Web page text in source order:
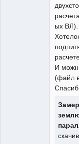
ых ВЛ).
И
(файл